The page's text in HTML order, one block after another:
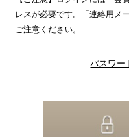
レスが必要です。「連絡用メ
ご注意ください。
パスワー